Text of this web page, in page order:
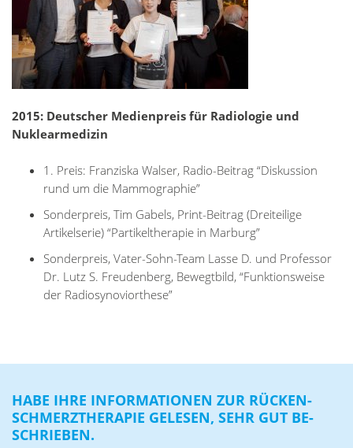
2015: Deutscher Medienpreis für Radiologie und
Nuklearmedizin
1. Preis: Franziska Walser, Radio-Beitrag “Diskussion
rund um die Mammographie”
Sonderpreis, Tim Gabels, Print-Beitrag (Dreiteilige
Artikelserie) “Partikeltherapie in Marburg”
Sonderpreis, Vater-Sohn-Team Lasse D. und Professor
Dr. Lutz S. Freudenberg, Bewegtbild, “Funktionsweise
der Radiosynoviorthese”
HABE IHRE IN­FOR­MA­TIO­NEN ZUR RÜ­CKEN­
SCHMERZ­THE­RA­PIE GE­LE­SEN, SEHR GUT BE­
SCHRIE­BEN.